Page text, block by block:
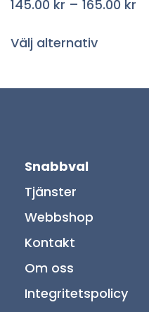
145.00 kr – 165.00 kr
Välj alternativ
Snabbval
Tjänster
Webbshop
Kontakt
Om oss
Integritetspolicy